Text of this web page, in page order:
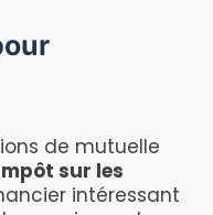
de mutuelle
sur les
intéressant